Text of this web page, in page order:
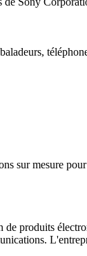
sur mesure
produits